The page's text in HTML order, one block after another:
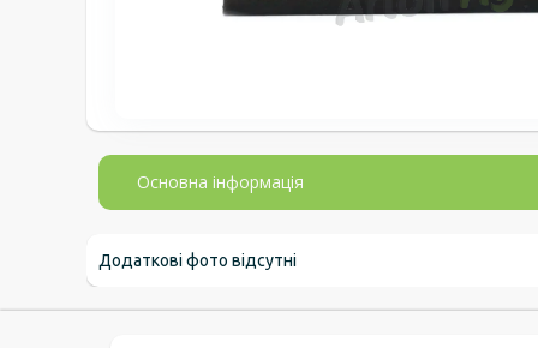
Основна інформація
Додаткові фото відсутні